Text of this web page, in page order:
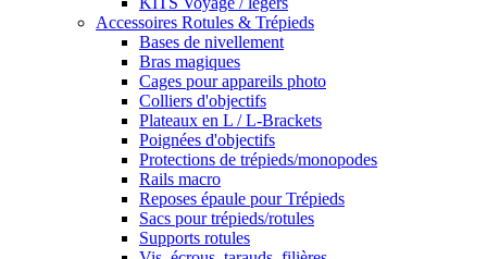
Accessoires Rotules & Trépieds
Bases de nivellement
Bras magiques
Cages pour appareils photo
Colliers d'objectifs
Plateaux en L / L-Brackets
Poignées d'objectifs
Protections de trépieds/monopodes
Rails macro
Reposes épaule pour Trépieds
Sacs pour trépieds/rotules
Supports rotules